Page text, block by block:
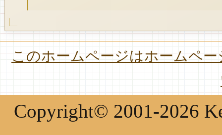
このホームページはホームペ
Copyright© 2001-2026